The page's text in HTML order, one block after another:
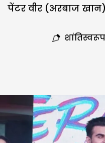
पेंटर वीर (अरबाज
शांतिस्वरूप